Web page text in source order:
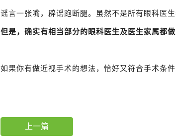
谣言一张嘴，辟谣跑断腿。虽然不是所有眼科医
但是，确实有相当部分的眼科医生及医生家属都做
如果你有做近视手术的想法，恰好又符合手术条
上一篇